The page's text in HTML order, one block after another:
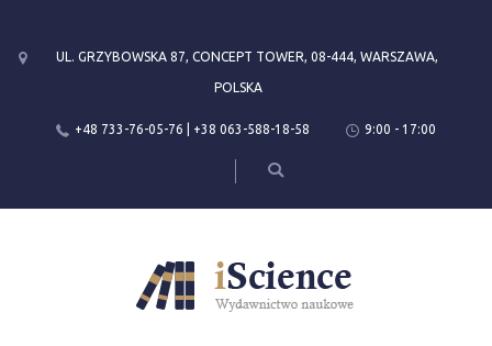
UL. GRZYBOWSKA 87, CONCEPT TOWER, 08-444, WARSZAWA,
POLSKA
+48 733-76-05-76 | +38 063-588-18-58 9:00 - 17:00